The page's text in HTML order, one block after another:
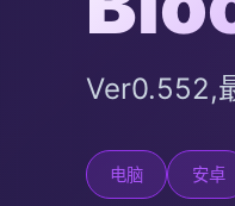
Ver0.552,
电脑 安卓